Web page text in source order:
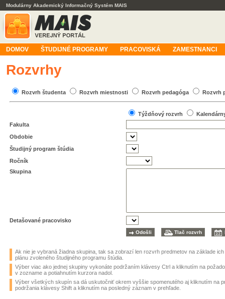
Modulárny Akademický Informačný Systém MAIS
DOMOV ŠTUDIJNÉ PROGRAMY PRACOVISKÁ ZAMESTNANCI
Rozvrhy
Rozvrh študenta Rozvrh miestnosti Rozvrh pedagóga Rozvrh
Týždňový rozvrh
Fakulta
Obdobie
Študijný program štúdia
Ročník
Skupina
Detašované pracovisko
Ak nie je vybraná žiadna skupina, tak sa zobrazí len rozvrh predmetov na základe
plánu zvoleného študijného programu štúdia.
Výber viac ako jednej skupiny vykonáte podržaním klávesy Ctrl a kliknutím na
v zozname a potiahnutím kurzora nadol.
Výber všetkých skupín sa dá uskutočniť okrem vyššie spomenutého aj kliknutím na
podržania klávesy Shift a kliknutím na posledný záznam v prehľade.